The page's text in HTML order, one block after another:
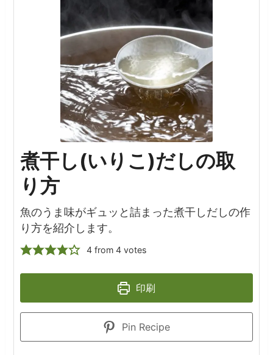
煮干し(いりこ)だしの取
り方
魚のうま味がギュッと詰まった煮干しだしの作
り方を紹介します。
4from 4votes
印刷
Pin Recipe